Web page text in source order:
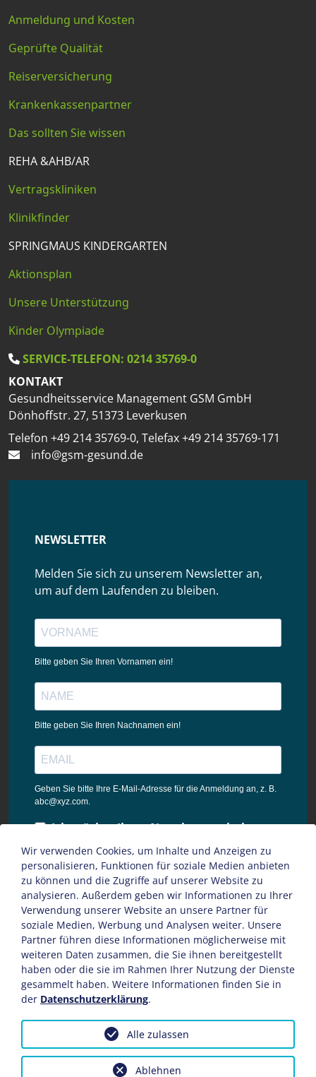
Anmeldung und Kosten
Geprüfte Qualität
Reiserversicherung
Krankenkassenpartner
Das sollten Sie wissen
REHA &AHB/AR
Vertragskliniken
Klinikfinder
SPRINGMAUS KINDERGARTEN
Aktionsplan
Unsere Unterstützung
Kinder Olympiade
SERVICE-TELEFON: 0214 35769-0
KONTAKT
Gesundheitsservice Management GSM GmbH
Dönhoffstr. 27, 51373 Leverkusen
Telefon +49 214 35769-0, Telefax +49 214 35769-171
info@gsm-gesund.de
NEWSLETTER
Melden Sie sich zu unserem Newsletter an,
um auf dem Laufenden zu bleiben.
Bitte geben Sie Ihren Vornamen ein!
Bitte geben Sie Ihren Nachnamen ein!
Geben Sie bitte Ihre E-Mail-Adresse für die Anmeldung an, z. B.
abc@xyz.com.
Ich möchte Ihren Newsletter erhalten
und akzeptiere die
Datenschutzbestimmungen dieser
Webseite.
Sie können den Newsletter jederzeit über den Link in unserem
Newsletter abbestellen.
AGB Datenschutz
hoffmann
Wir verwenden Cookies, um Inhalte und Anzeigen zu
personalisieren, Funktionen für soziale Medien anbieten
zu können und die Zugriffe auf unserer Website zu
analysieren. Außerdem geben wir Informationen zu Ihrer
Verwendung unserer Website an unsere Partner für
soziale Medien, Werbung und Analysen weiter. Unsere
Partner führen diese Informationen möglicherweise mit
weiteren Daten zusammen, die Sie ihnen bereitgestellt
haben oder die sie im Rahmen Ihrer Nutzung der Dienste
gesammelt haben. Weitere Informationen finden Sie in
der Datenschutzerklärung.
Ablehnen
Alle zulassen